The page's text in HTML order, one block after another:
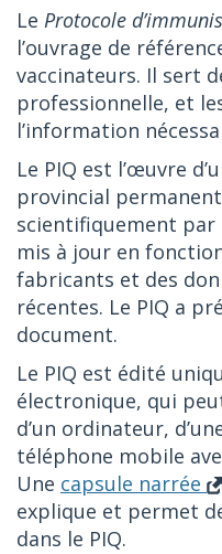
Le Protocole
l’ouvrage de
vaccinateurs. Il sert
professionnelle, et
l’information
Le PIQ est l’œuvre
provincial
scientifiquement par
mis à jour en
fabricants et des
récentes. Le PIQ a
document.
Le PIQ est édité
électronique, qui
d’un ordinateur,
téléphone mobile
Une capsule narrée
explique et permet
dans le PIQ.